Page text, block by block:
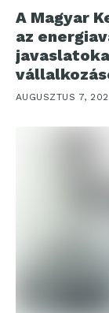
A Magyar
az
AUGUSZTUS 7,